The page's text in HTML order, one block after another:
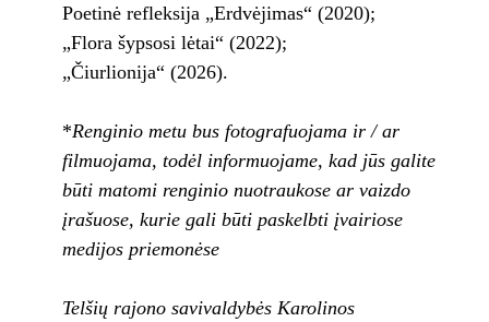
Poetinė refleksija „Erdvėjimas“ (2020);
„Flora šypsosi lėtai“ (2022);
„Čiurlionija“ (2026).
*Renginio metu bus fotografuojama ir / ar
filmuojama, todėl informuojame, kad jūs galite
būti matomi renginio nuotraukose ar vaizdo
įrašuose, kurie gali būti paskelbti įvairiose
medijos priemonėse
Telšių rajono savivaldybės Karolinos